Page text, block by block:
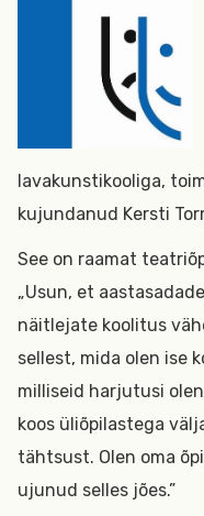
lavakunstikooliga,
kujundanud Kersti
See on raamat
„Usun, et
näitlejate koolitus
sellest, mida olen ise
milliseid harjutusi
koos üliõpilastega
tähtsust. Olen oma
ujunud selles jões.”